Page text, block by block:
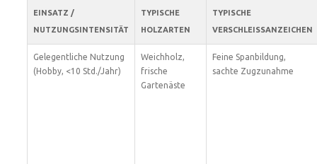
EINSATZ /
NUTZUNGSINTENSITÄT
TYPISCHE
HOLZARTEN
TYPISCHE
VERSCHLEISSANZEICHEN
Gelegentliche Nutzung
(Hobby, <10 Std./Jahr)
Weichholz,
frische
Gartenäste
Feine Spanbildung,
sachte Zugzunahme